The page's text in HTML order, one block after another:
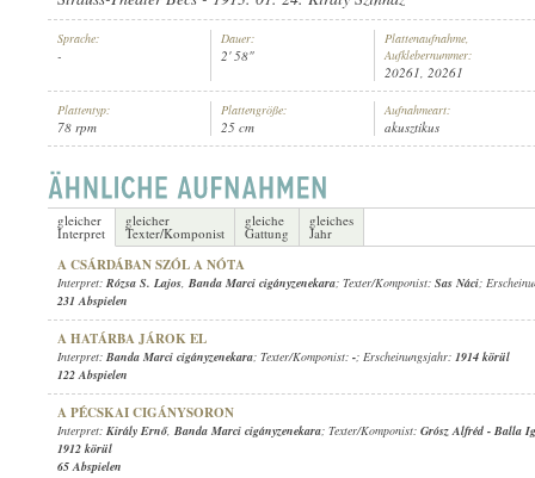
INTERPRET: BANDA MARCI CIGÁNYZENEKARA
Sprache:
-
Dauer:
2' 58"
Plattenaufnahme,
Aufklebernummer:
20261, 20261
Plattentyp:
78 rpm
Plattengröße:
25 cm
Aufnahmeart:
akusztikus
gleicher
Interpret
gleicher
Texter/Komponist
gleiche
Gattung
gleiches
Jahr
A CSÁRDÁBAN SZÓL A NÓTA
Interpret: Rózsa S. Lajos, Banda Marci cigányzenekara; Texter/Komponist: Sas Náci;
231 Abspielen
A HATÁRBA JÁROK EL
Interpret: Banda Marci cigányzenekara; Texter/Komponist: -; Erscheinungsjahr: 1914 körül
122 Abspielen
A PÉCSKAI CIGÁNYSORON
Interpret: Király Ernő, Banda Marci cigányzenekara; Texter/Komponist: Grósz Alfréd - Balla
1912 körül
65 Abspielen